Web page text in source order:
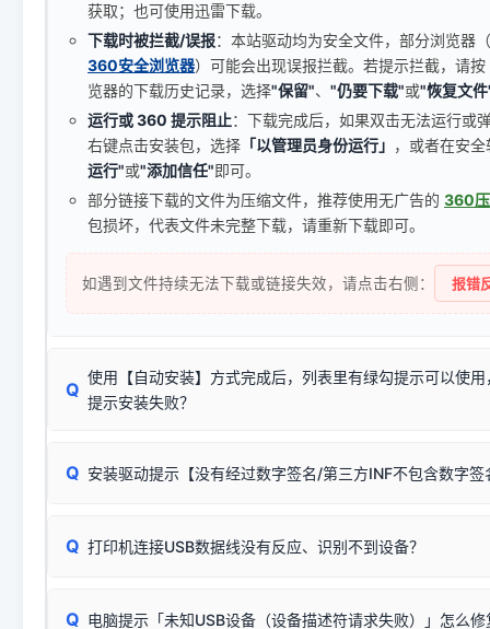
获取；也可使用迅雷下载。
下载时被拦截/误报：本站驱动均为安全文件，部分浏览器
360安全浏览器）可能会出现误报拦截。若提示拦截，请按
览器的下载历史记录，选择"保留"、 "仍要下载"或"恢复文
运行或 360 提示阻止：下载完成后，如果双击无法运行或
右键点击安装包，选择 「以管理员身份运行」 ，或者在安
运行"或"添加信任"即可。
部分链接下载的文件为压缩文件，推荐使用无广告的 360
包损坏，代表文件未完整下载，请重新下载即可。
如遇到文件持续无法下载或链接失效，请点击右侧： 报错
Q
使用【自动安装】方式完成后，列表里有绿勾提示可以使
提示安装失败？
由于本站驱动包集成了32位和64位驱动，自动安装程序在运
✔ 可以使用了
：代表与您当
Q 安装驱动提示【没有经过数字签名/第三方INF不包含数字
往往会弹出此类提示。
系统（如 Win10/Win11 最新版）已彻底不再识别老旧驱
Q 打印机连接USB数据线没有反应、识别不到设备？
Q 电脑提示「未知USB设备（设备描述符请求失败）」怎么修